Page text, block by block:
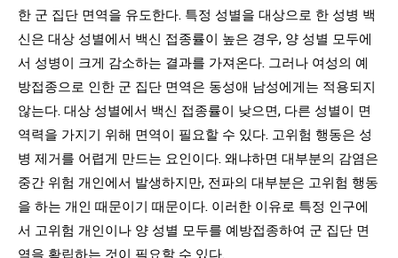
한 군 집단 면역을 유도한다. 특정 성별을 대상으로 한 성병 백
신은 대상 성별에서 백신 접종률이 높은 경우, 양 성별 모두에
서 성병이 크게 감소하는 결과를 가져온다. 그러나 여성의 예
방접종으로 인한 군 집단 면역은 동성애 남성에게는 적용되지
않는다. 대상 성별에서 백신 접종률이 낮으면, 다른 성별이 면
역력을 가지기 위해 면역이 필요할 수 있다. 고위험 행동은 성
병 제거를 어렵게 만드는 요인이다. 왜냐하면 대부분의 감염은
중간 위험 개인에서 발생하지만, 전파의 대부분은 고위험 행동
을 하는 개인 때문이기 때문이다. 이러한 이유로 특정 인구에
서 고위험 개인이나 양 성별 모두를 예방접종하여 군 집단 면
역을 확립하는 것이 필요할 수 있다.